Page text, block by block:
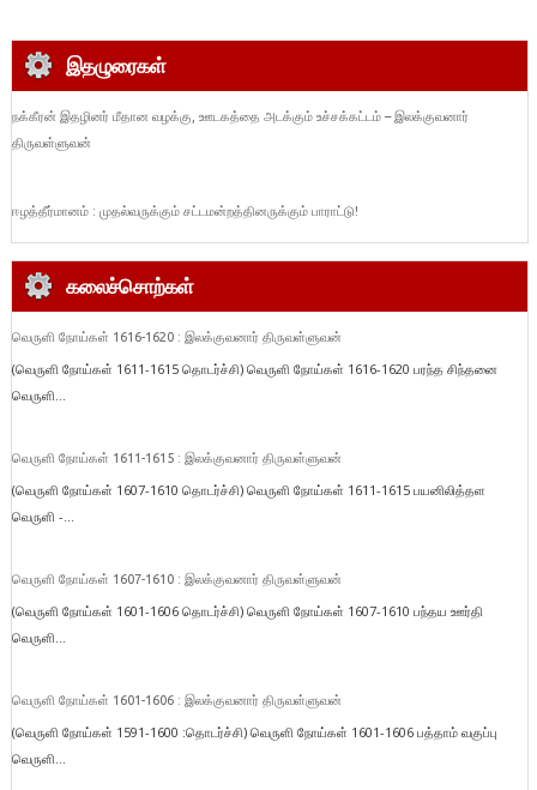
இதழுரைகள்
நக்கீரன் இதழினர் மீதான வழக்கு, ஊடகத்தை அடக்கும் உச்சக்கட்டம் – இலக்குவனார்
திருவள்ளுவன்
ஈழத்தீர்மானம் : முதல்வருக்கும் சட்டமன்றத்தினருக்கும் பாராட்டு!
கலைச்சொற்கள்
வெருளி நோய்கள் 1616-1620 : இலக்குவனார் திருவள்ளுவன்
(வெருளி நோய்கள் 1611-1615 தொடர்ச்சி) வெருளி நோய்கள் 1616-1620 பரந்த சிந்தனை
வெருளி...
வெருளி நோய்கள் 1611-1615 : இலக்குவனார் திருவள்ளுவன்
(வெருளி நோய்கள் 1607-1610 தொடர்ச்சி) வெருளி நோய்கள் 1611-1615 பயனிலித்தள
வெருளி -...
வெருளி நோய்கள் 1607-1610 : இலக்குவனார் திருவள்ளுவன்
(வெருளி நோய்கள் 1601-1606 தொடர்ச்சி) வெருளி நோய்கள் 1607-1610 பந்தய ஊர்தி
வெருளி...
வெருளி நோய்கள் 1601-1606 : இலக்குவனார் திருவள்ளுவன்
(வெருளி நோய்கள் 1591-1600 :தொடர்ச்சி) வெருளி நோய்கள் 1601-1606 பத்தாம் வகுப்பு
வெருளி...